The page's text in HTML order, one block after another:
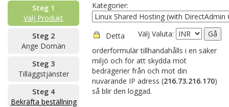
Steg 1
Välj Produkt
Steg 2
Ange Domän
Steg 3
Tilläggstjänster
Steg 4
Bekräfta beställning
Kategorier:
Välj Valuta:
Detta
orderformulär tillhandahålls i en säker
miljö och för att skydda mot
bedrägerier från och mot din
nuvarande IP adress (216.73.216.170)
så blir den loggad.